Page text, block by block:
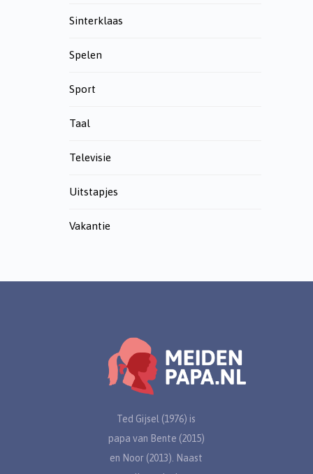
Sinterklaas
Spelen
Sport
Taal
Televisie
Uitstapjes
Vakantie
Ted Gijsel (1976) is
papa van Bente (2015)
en Noor (2013). Naast